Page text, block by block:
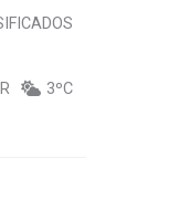
3ºC